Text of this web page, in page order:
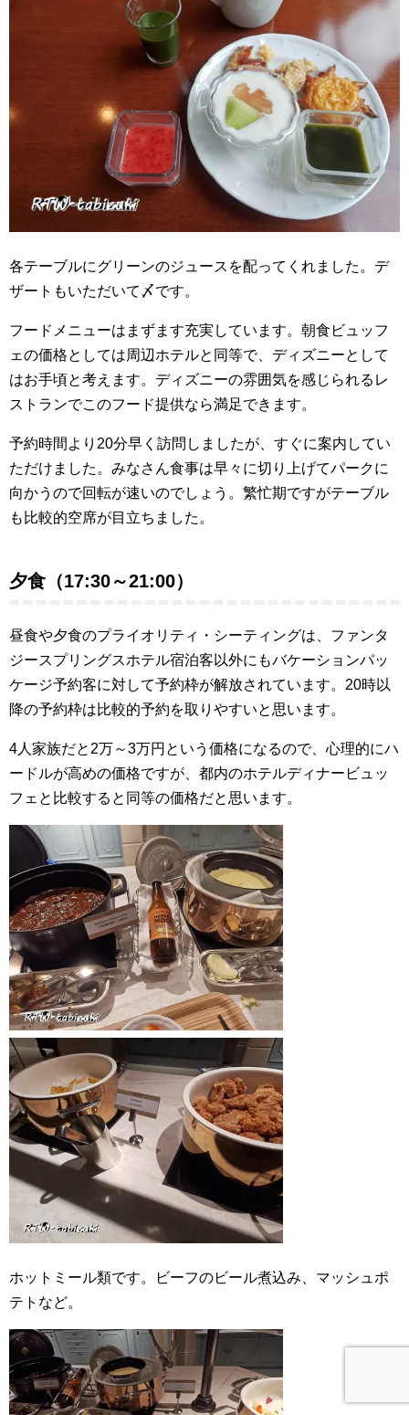
各テーブルにグリーンのジュースを配ってくれました。デ
ザートもいただいて〆です。
フードメニューはまずます充実しています。朝食ビュッフ
ェの価格としては周辺ホテルと同等で、ディズニーとして
はお手頃と考えます。ディズニーの雰囲気を感じられるレ
ストランでこのフード提供なら満足できます。
予約時間より20分早く訪問しましたが、すぐに案内してい
ただけました。みなさん食事は早々に切り上げてパークに
向かうので回転が速いのでしょう。繁忙期ですがテーブル
も比較的空席が目立ちました。
夕食（17:30～21:00）
昼食や夕食のプライオリティ・シーティングは、ファンタ
ジースプリングスホテル宿泊客以外にもバケーションパッ
ケージ予約客に対して予約枠が解放されています。20時以
降の予約枠は比較的予約を取りやすいと思います。
4人家族だと2万～3万円という価格になるので、心理的にハ
ードルが高めの価格ですが、都内のホテルディナービュッ
フェと比較すると同等の価格だと思います。
ホットミール類です。ビーフのビール煮込み、マッシュポ
テトなど。